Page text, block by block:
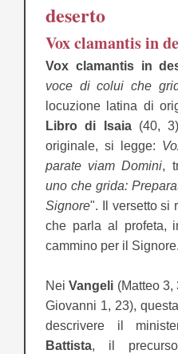
deserto
Vox clamantis in
Vox clamantis in
voce di colui che
locuzione latina di
Libro di Isaia(40,
originale, si legge:
parate viam Domini,
uno che grida:
Signore". Il versetto si
che parla al profeta,
cammino per il Signore.
NeiVangeli (Matteo 3,
Giovanni 1, 23),
descrivere il
Battista, il